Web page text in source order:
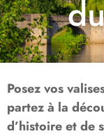
Posez vos
partez à la
d’histoire et de